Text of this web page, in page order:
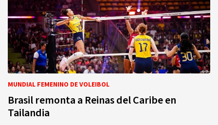
MUNDIAL FEMENINO DE VOLEIBOL
Brasil remonta a Reinas del Caribe en
Tailandia